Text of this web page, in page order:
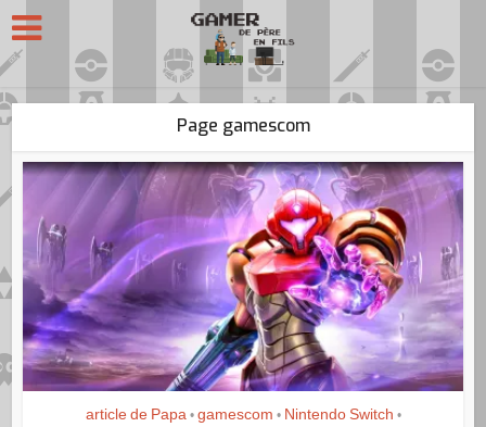
Page gamescom
article de Papa • gamescom • Nintendo Switch •